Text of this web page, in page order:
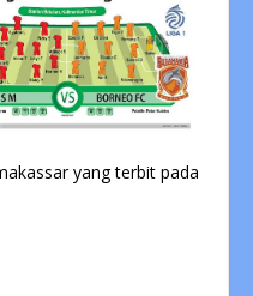
yang terbit pada